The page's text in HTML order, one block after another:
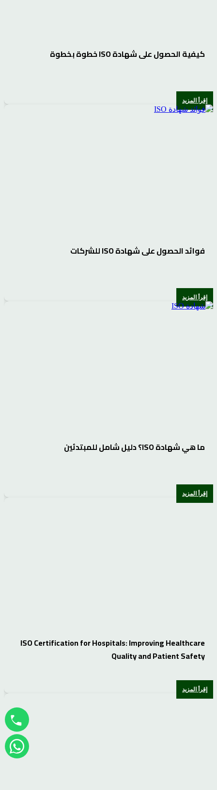
كيفية الحصول على شهادة ISO خطوة بخطوة
إقرأ المزيد
فوائد الحصول على شهادة ISO للشركات
إقرأ المزيد
ما هي شهادة ISO؟ دليل شامل للمبتدئين
إقرأ المزيد
ISO Certification for Hospitals: Improving Healthcare
Quality and Patient Safety
إقرأ المزيد